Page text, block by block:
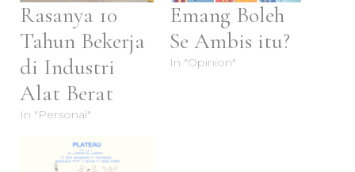
Rasanya 10
Tahun Bekerja
di Industri
Alat Berat
In "Personal"
Emang Boleh
Se Ambis itu?
In "Opinion"